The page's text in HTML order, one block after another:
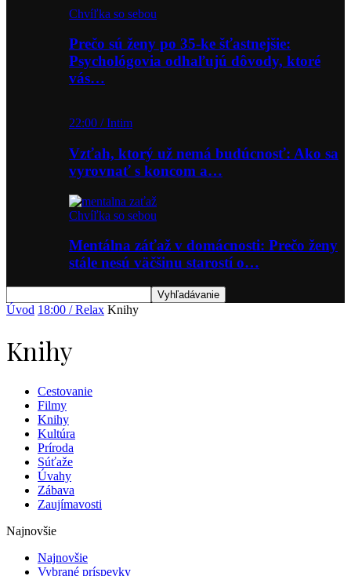
Chvíľka so sebou
Prečo sú ženy po 35-ke šťastnejšie:
Psychológovia odhaľujú dôvody, ktoré
vás…
22:00 / Intim
Vzťah, ktorý už nemá budúcnosť: Ako sa
vyrovnať s koncom a…
Chvíľka so sebou
Mentálna záťaž v domácnosti: Prečo ženy
stále nesú väčšinu starostí o…
Úvod 18:00 / Relax Knihy
Knihy
Cestovanie
Filmy
Knihy
Kultúra
Príroda
Súťaže
Úvahy
Zábava
Zaujímavosti
Najnovšie
Najnovšie
Vybrané príspevky